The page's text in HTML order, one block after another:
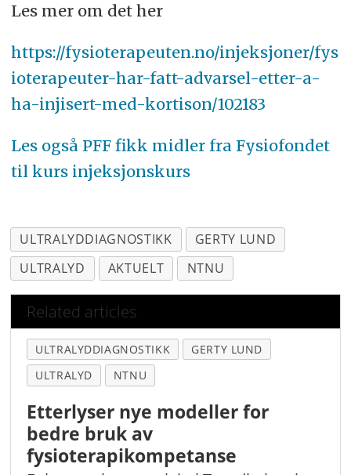
Les mer om det her
https://fysioterapeuten.no/injeksjoner/fys
ioterapeuter-har-fatt-advarsel-etter-a-
ha-injisert-med-kortison/102183
Les også PFF fikk midler fra Fysiofondet
til kurs injeksjonskurs
ULTRALYDDIAGNOSTIKK
GERTY LUND
ULTRALYD
AKTUELT NTNU
Related articles
ULTRALYDDIAGNOSTIKK
GERTY LUND
ULTRALYD
NTNU
Etterlyser nye modeller for
bedre bruk av
fysioterapikompetanse